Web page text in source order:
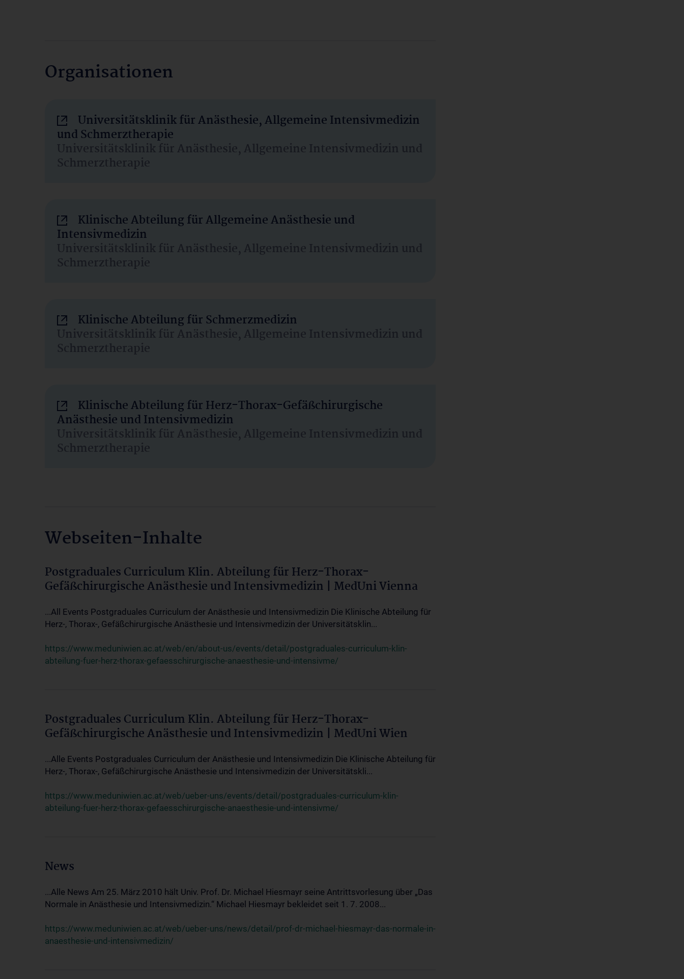
Organisationen
Universitätsklinik für Anästhesie, Allgemeine Intensivmedizin
und Schmerztherapie
Universitätsklinik für Anästhesie, Allgemeine Intensivmedizin und
Schmerztherapie
Klinische Abteilung für Allgemeine Anästhesie und
Intensivmedizin
Universitätsklinik für Anästhesie, Allgemeine Intensivmedizin und
Schmerztherapie
Klinische Abteilung für Schmerzmedizin
Universitätsklinik für Anästhesie, Allgemeine Intensivmedizin und
Schmerztherapie
Klinische Abteilung für Herz-Thorax-Gefäßchirurgische
Anästhesie und Intensivmedizin
Universitätsklinik für Anästhesie, Allgemeine Intensivmedizin und
Schmerztherapie
Webseiten-Inhalte
Postgraduales Curriculum Klin. Abteilung für Herz-Thorax-
Gefäßchirurgische Anästhesie und Intensivmedizin | MedUni Vienna
...All Events Postgraduales Curriculum der Anästhesie und Intensivmedizin Die Klinische Abteilung für
Herz-, Thorax-, Gefäßchirurgische Anästhesie und Intensivmedizin der Universitätsklin...
https://www.meduniwien.ac.at/web/en/about-us/events/detail/postgraduales-curriculum-klin-
abteilung-fuer-herz-thorax-gefaesschirurgische-anaesthesie-und-intensivme/
Postgraduales Curriculum Klin. Abteilung für Herz-Thorax-
Gefäßchirurgische Anästhesie und Intensivmedizin | MedUni Wien
...Alle Events Postgraduales Curriculum der Anästhesie und Intensivmedizin Die Klinische Abteilung für
Herz-, Thorax-, Gefäßchirurgische Anästhesie und Intensivmedizin der Universitätskli...
https://www.meduniwien.ac.at/web/ueber-uns/events/detail/postgraduales-curriculum-klin-
abteilung-fuer-herz-thorax-gefaesschirurgische-anaesthesie-und-intensivme/
News
...Alle News Am 25. März 2010 hält Univ. Prof. Dr. Michael Hiesmayr seine Antrittsvorlesung über „Das
Normale in Anästhesie und Intensivmedizin.“ Michael Hiesmayr bekleidet seit 1. 7. 2008...
https://www.meduniwien.ac.at/web/ueber-uns/news/detail/prof-dr-michael-hiesmayr-das-normale-in-
anaesthesie-und-intensivmedizin/